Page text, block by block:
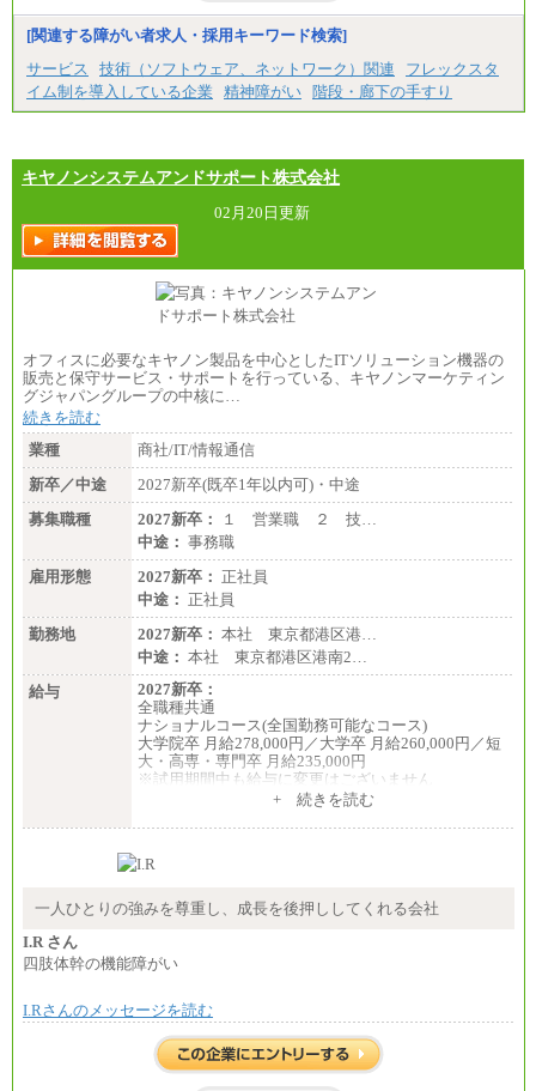
※1…東京都、埼玉県、千葉県、神奈川県
※2…大阪府、京都府、兵庫県、滋賀県
※3…愛知県、静岡県
※4…北海道、宮城県、栃木県、群馬県、長野県、新
潟県、富山県、石川県、岡山県、広島県、山口県、
香川県、福岡県
県、福島県、山形県
・月給には一律地域手当を含んだ金額を表示
（一律地域手当：※1…36,000円、※2…33,000円、
※3…28,000円、※4…25,000円、※5…23,000円）
・試用期間中も給与変更なし
●基幹職（地域限定社員）
・大学・院卒／月給185,000 円～219,000 円 ※勤務地
により異なる。
〈大阪・兵庫〉209,000 円
〈愛知〉194,500 円 〈福岡〉1
85,000 円
地により異なる。
〈東京・神奈川〉210,000 円
〈大阪・兵庫〉200,000 円
〈愛知〉194,500 円 〈福
岡〉185,000円
※基本給のみ（地域手当なし）
※試用期間中も給与変更なし
中途：
【阪急交通社】
◆正社員/総合職
月給250,000円～(※1)、247,000円～(※2)、242,000円
～(※3)、239,000円～(※4)、237,000円～（※5）
・月給は一律地域手当を含んだ金額を表示
（※1…36,000円、※2…33,000円、※3…28,000円、
※4…25,000円、※5…23,000円）
・試用期間中も給与変更なし
◆正社員/基幹職
〈東京・神奈川〉月給219,000 円～ 〈大阪・兵庫〉
・試用期間中も給与変更なし
月給187,500円～(※1)、184,000円～(※2)、180,500円
※1…東京都、埼玉県、千葉県、神奈川県
※3…愛知県、静岡県
※4…北海道、宮城県、栃木県、群馬県、長野県、新
潟県、富山県、石川県、岡山県、広島県、山口県、
香川県、福岡県
※5…青森県、鳥取県、島根県、愛媛県、高知県、大
[関連する障がい者求人・採用キーワード検索]
サービス
技術（ソフトウェア、ネットワーク）関連
フレックスタ
イム制を導入している企業
精神障がい 階段・廊下の手すり
キヤノンシステムアンドサポート株式会社
02月20日更新
オフィスに必要なキヤノン製品を中心としたITソリューション機器の
販売と保守サービス・サポートを行っている、キヤノンマーケティン
グジャパングループの中核に…
続きを読む
業種
商社/IT/情報通信
新卒／中途
2027新卒(既卒1年以内可)・中途
募集職種
2027新卒：
１ 営業職 ２ 技…
中途： 事務職
雇用形態
2027新卒： 正社員
中途： 正社員
勤務地
2027新卒： 本社 東京都港区港…
中途： 本社 東京都港区港南2…
給与
2027新卒：
全職種共通
ナショナルコース(全国勤務可能なコース)
大学院卒 月給278,000円／大学卒 月給260,000円／短
大・高専・専門卒 月給235,000円
※試用期間中も給与に変更はございません
大学院卒 月給264,000円／大学卒 月給250,000円／短
※試用期間中も給与に変更はございません
月給：250,000円～400,000円
+ 続きを読む
一人ひとりの強みを尊重し、成長を後押ししてくれる会社
I.R さん
四肢体幹の機能障がい
I.Rさんのメッセージを読む